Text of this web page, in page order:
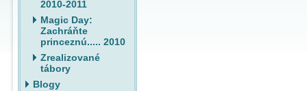
2010-2011
Magic Day:
Zachráňte
princeznú..... 2010
Zrealizované
tábory
Blogy